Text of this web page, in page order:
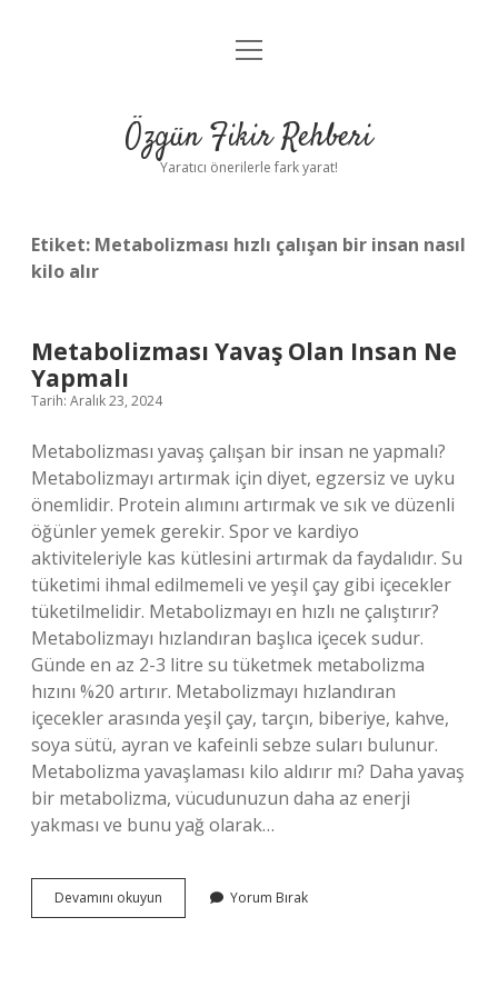
Gizlilik Politikası
Yasal Uyarı
menüyü
Özgün Fikir Rehberi
Yaratıcı önerilerle fark yarat!
Etiket: Metabolizması hızlı çalışan bir insan nasıl
kilo alır
Metabolizması Yavaş Olan Insan Ne
Yapmalı
Tarih: Aralık 23, 2024
Metabolizması yavaş çalışan bir insan ne yapmalı?
Metabolizmayı artırmak için diyet, egzersiz ve uyku
önemlidir. Protein alımını artırmak ve sık ve düzenli
öğünler yemek gerekir. Spor ve kardiyo
aktiviteleriyle kas kütlesini artırmak da faydalıdır. Su
tüketimi ihmal edilmemeli ve yeşil çay gibi içecekler
tüketilmelidir. Metabolizmayı en hızlı ne çalıştırır?
Metabolizmayı hızlandıran başlıca içecek sudur.
Günde en az 2-3 litre su tüketmek metabolizma
hızını %20 artırır. Metabolizmayı hızlandıran
içecekler arasında yeşil çay, tarçın, biberiye, kahve,
soya sütü, ayran ve kafeinli sebze suları bulunur.
Metabolizma yavaşlaması kilo aldırır mı? Daha yavaş
bir metabolizma, vücudunuzun daha az enerji
yakması ve bunu yağ olarak…
Devamını okuyun Metabolizması
Yavaş
Yorum Bırak